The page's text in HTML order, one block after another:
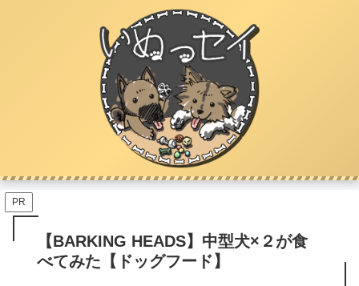
PR
【BARKING HEADS】中型犬×２が食
べてみた【ドッグフード】